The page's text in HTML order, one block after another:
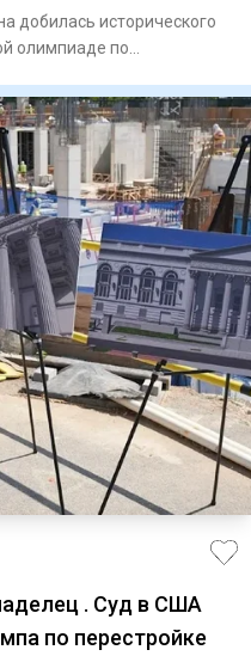
добилась исторического
олимпиаде по
. Суд в США
по перестройке